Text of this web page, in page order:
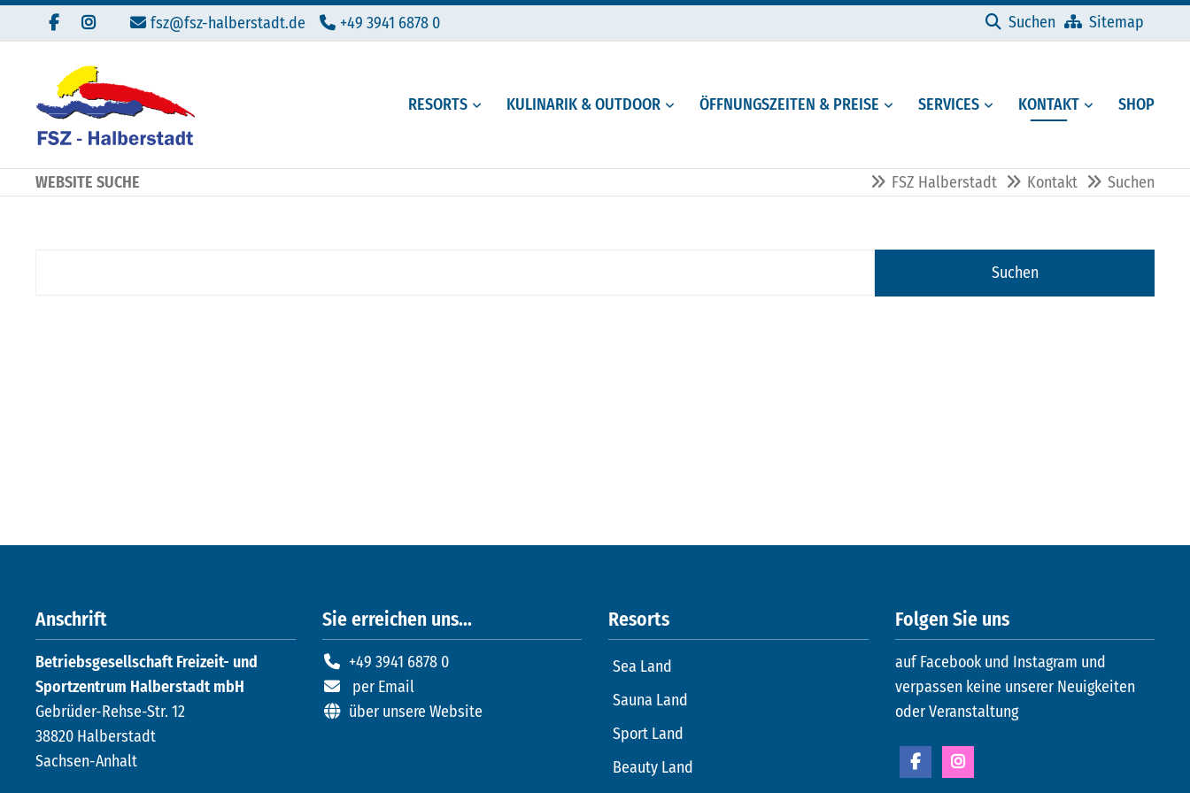
fsz@fsz-halberstadt.de +49 3941 6878 0
Navigation überspringen
Suchen
Sitemap
RESORTS KULINARIK & OUTDOOR ÖFFNUNGSZEITEN & PREISE SERVICES KONTAKT SHOP
WEBSITE SUCHE FSZ Halberstadt Kontakt Suchen
Suchen
Anschrift
Betriebsgesellschaft Freizeit- und
Sportzentrum Halberstadt mbH
Gebrüder-Rehse-Str. 12
38820 Halberstadt
Sachsen-Anhalt
Sie erreichen uns...
+49 3941 6878 0
per Email
über unsere Website
Resorts
Sea Land
Sauna Land
Sport Land
Beauty Land
Folgen Sie uns
auf Facebook und Instagram und
verpassen keine unserer Neuigkeiten
oder Veranstaltung